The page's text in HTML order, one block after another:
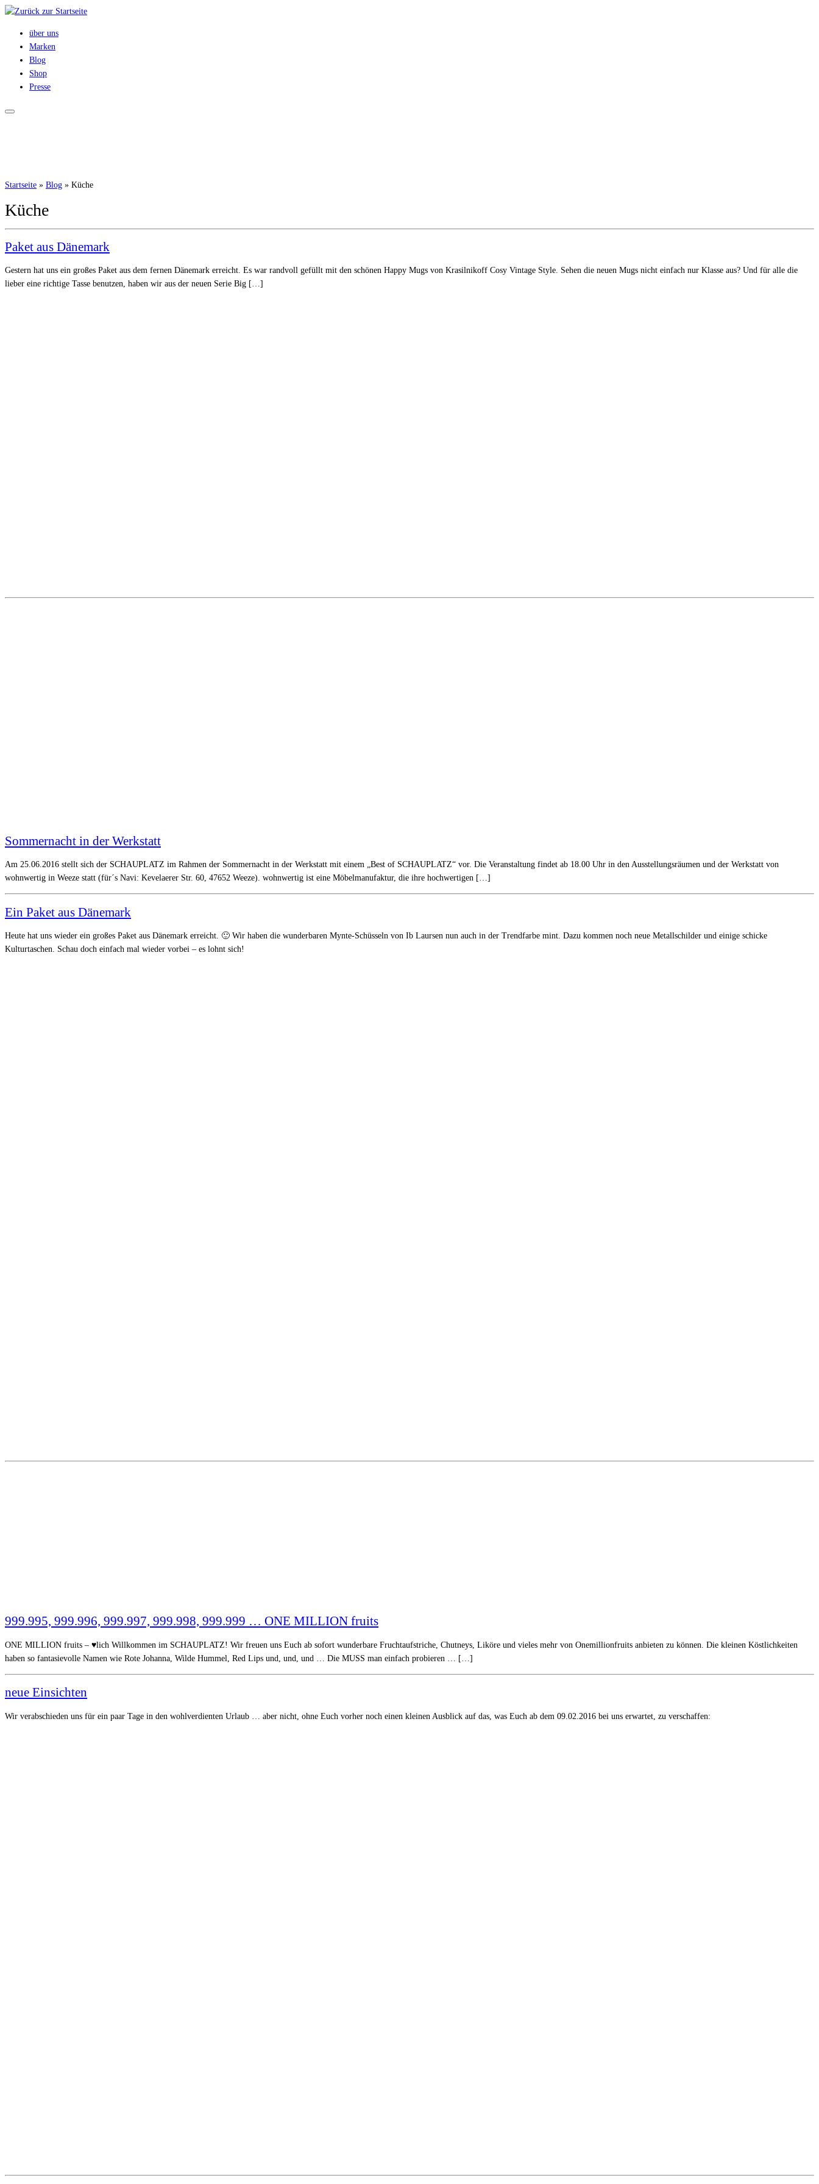
Zum
springenüber uns
Marken
Blog
Shop
Presse
Startseite » Blog » Küche
Küche
Paket aus Dänemark
Gestern hat uns ein großes Paket aus dem fernen Dänemark erreicht. Es war randvoll gefüllt mit den schönen Happy Mugs von Krasilnikoff Cosy Vintage Style. Sehen die neuen Mugs nicht einfach nur Klasse aus? Und für alle die
lieber eine richtige Tasse benutzen, haben wir aus der neuen Serie Big […]
Sommernacht in der Werkstatt
Am 25.06.2016 stellt sich der SCHAUPLATZ im Rahmen der Sommernacht in der Werkstatt mit einem „Best of SCHAUPLATZ“ vor. Die Veranstaltung findet ab 18.00 Uhr in den Ausstellungsräumen und der Werkstatt von
wohnwertig in Weeze statt (für´s Navi: Kevelaerer Str. 60, 47652 Weeze). wohnwertig ist eine Möbelmanufaktur, die ihre hochwertigen […]
Ein Paket aus Dänemark
Heute hat uns wieder ein großes Paket aus Dänemark erreicht. 🙂 Wir haben die wunderbaren Mynte-Schüsseln von Ib Laursen nun auch in der Trendfarbe mint. Dazu kommen noch neue Metallschilder und einige schicke
Kulturtaschen. Schau doch einfach mal wieder vorbei – es lohnt sich!
999.995, 999.996, 999.997, 999.998, 999.999 … ONE MILLION fruits
ONE MILLION fruits – ♥lich Willkommen im SCHAUPLATZ! Wir freuen uns Euch ab sofort wunderbare Fruchtaufstriche, Chutneys, Liköre und vieles mehr von Onemillionfruits anbieten zu können. Die kleinen Köstlichkeiten
haben so fantasievolle Namen wie Rote Johanna, Wilde Hummel, Red Lips und, und, und … Die MUSS man einfach probieren … […]
neue Einsichten
Wir verabschieden uns für ein paar Tage in den wohlverdienten Urlaub … aber nicht, ohne Euch vorher noch einen kleinen Ausblick auf das, was Euch ab dem 09.02.2016 bei uns erwartet, zu verschaffen: